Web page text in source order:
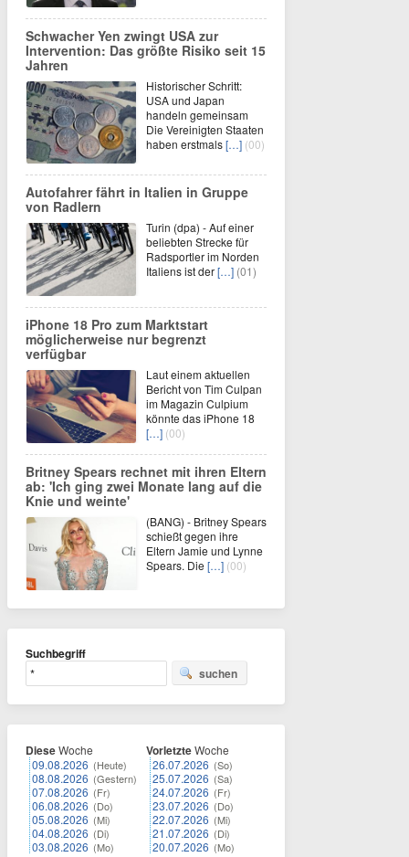
Schwacher Yen zwingt USA zur
Intervention: Das größte Risiko seit 15
Jahren
Historischer Schritt:
USA und Japan
handeln gemeinsam
Die Vereinigten Staaten
haben erstmals[…] (00)
Autofahrer fährt in Italien in Gruppe
von Radlern
Turin (dpa) - Auf einer
beliebten Strecke für
Radsportler im Norden
Italiens ist der[…] (01)
iPhone 18 Pro zum Marktstart
möglicherweise nur begrenzt
verfügbar
Laut einem aktuellen
Bericht von Tim Culpan
im Magazin Culpium
könnte das iPhone 18
[…] (00)
Britney Spears rechnet mit ihren Eltern
ab: 'Ich ging zwei Monate lang auf die
Knie und weinte'
(BANG) - Britney Spears
schießt gegen ihre
Eltern Jamie und Lynne
Spears. Die […] (00)
Suchbegriff
suchen
DieseWoche
09.08.2026 (Heute)
08.08.2026 (Gestern)
07.08.2026 (Fr)
06.08.2026 (Do)
05.08.2026 (Mi)
04.08.2026 (Di)
03.08.2026 (Mo)
VorletzteWoche
26.07.2026 (So)
25.07.2026 (Sa)
24.07.2026 (Fr)
23.07.2026 (Do)
22.07.2026 (Mi)
21.07.2026 (Di)
20.07.2026 (Mo)